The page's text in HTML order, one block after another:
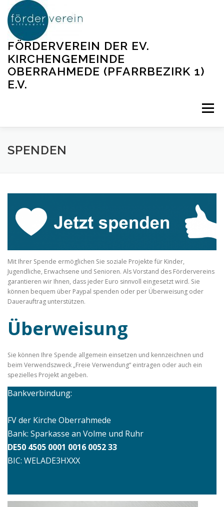
Zum
Inhalt
springen
FÖRDERVEREIN DER EV.
KIRCHENGEMEINDE
OBERRAHMEDE (PFARRBEZIRK 1)
E.V.
Menü
HELFEN AKTIONEN
SPENDEN
Mit Ihrer Spende ermöglichen Sie soziale Projekte für Kinder,
Jugendliche, Erwachsene und Senioren. Als Vorstand des Fördervereins
garantieren wir Ihnen, dass jeder Euro sinnvoll eingesetzt wird. Sie
können bequem über Paypal spenden oder per Überweisung oder
Dauerauftrag unterstützen.
Überweisung
Sie können Ihre Spende allgemein einsetzen und kennzeichnen und
beim Verwendszweck „Freie Verwendung“ eintragen oder auch ein
spezielles Projekt angeben.
Bankverbindung:
FV der Kirche Oberrahmede
Bank: Sparkasse an Volme und Ruhr
DE50 4505 0001 0016 0052 33
BIC: WELADE3HXXX